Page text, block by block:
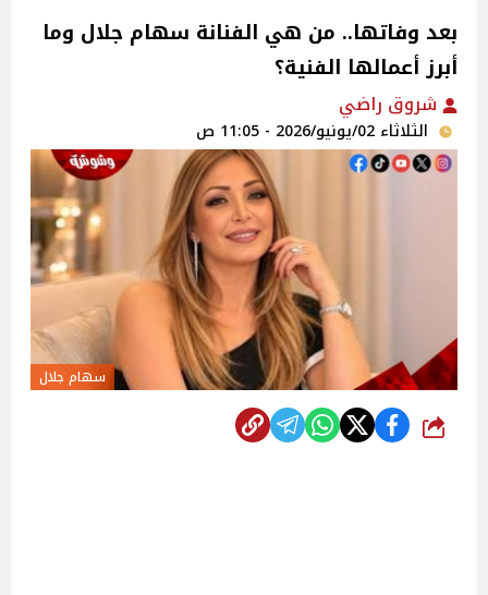
بعد وفاتها.. من هي الفنانة سهام جلال وما
أبرز أعمالها الفنية؟
شروق راضي
الثلاثاء 02/يونيو/2026 - 11:05 ص
سهام جلال
شارك